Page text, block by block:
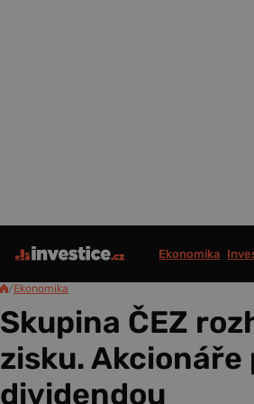
Ekonomika
/Ekonomika
Skupina ČEZ
zisku.
dividendou